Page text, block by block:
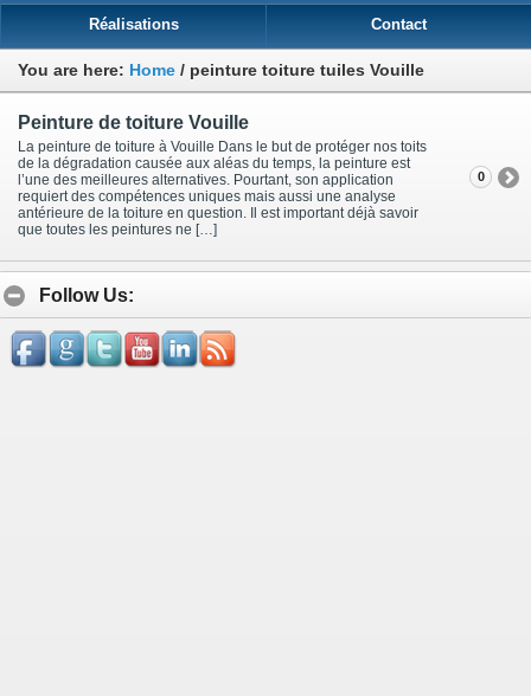
Réalisations Contact
You are here: Home / peinture toiture tuiles Vouille
Peinture de toiture Vouille
La peinture de toiture à Vouille Dans le but de protéger nos toits
de la dégradation causée aux aléas du temps, la peinture est
l’une des meilleures alternatives. Pourtant, son application
requiert des compétences uniques mais aussi une analyse
antérieure de la toiture en question. Il est important déjà savoir
que toutes les peintures ne […]
0
Follow Us: